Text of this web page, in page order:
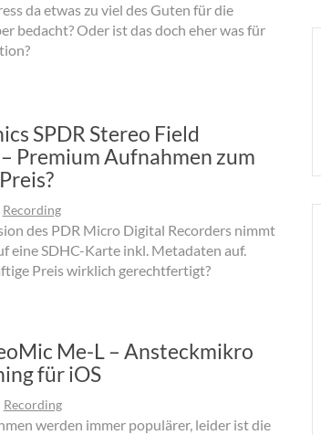
da etwas zu viel des Guten für die
bedacht? Oder ist das doch eher was für
SPDR Stereo Field
Premium Aufnahmen zum
Recording
des PDR Micro Digital Recorders nimmt
eine SDHC-Karte inkl. Metadaten auf.
Preis wirklich gerechtfertigt?
Me-L – Ansteckmikro
für iOS
Recording
werden immer populärer, leider ist die